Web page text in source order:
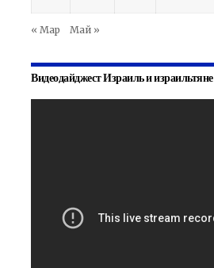
« Мар Май »
Видеодайджест Израиль и израильтяне